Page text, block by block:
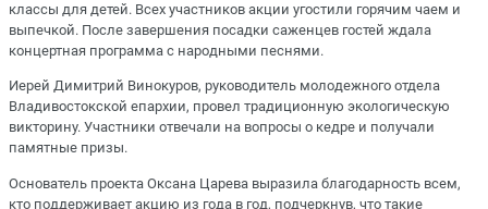
классы для детей. Всех участников акции угостили горячим чаем и
выпечкой. После завершения посадки саженцев гостей ждала
концертная программа с народными песнями.
Иерей Димитрий Винокуров, руководитель молодежного отдела
Владивостокской епархии, провел традиционную экологическую
викторину. Участники отвечали на вопросы о кедре и получали
памятные призы.
Основатель проекта Оксана Царева выразила благодарность всем,
кто поддерживает акцию из года в год, подчеркнув, что такие